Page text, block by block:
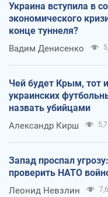
Украина вступила в
экономического
конце туннеля?
Вадим Денисенко
Чей будет Крым, тот
украинских
назвать убийцами
Александр Кирш
Запад проспал
проверить НАТО
Леонид Невзлин